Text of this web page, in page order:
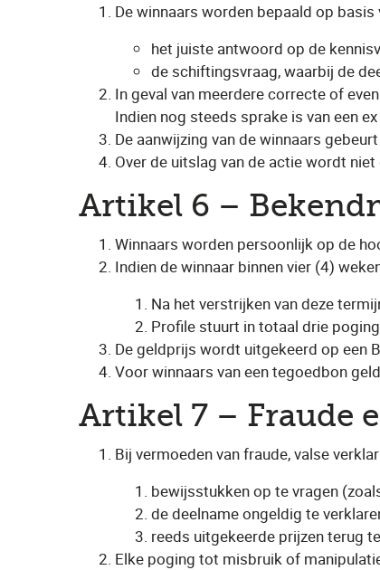
De winnaars worden bepaald op basis
het juiste antwoord op de
de schiftingsvraag, waarbij de
In geval van meerdere correcte of
Indien nog steeds sprake is van een
De aanwijzing van de winnaars
Over de uitslag van de actie wordt
Artikel 6 –
Winnaars worden persoonlijk op de
Indien de winnaar binnen vier (4)
Na het verstrijken van deze
Profile stuurt in totaal drie
De geldprijs wordt uitgekeerd op een
Voor winnaars van een tegoedbon
Artikel 7 – Fraude
Bij vermoeden van fraude, valse
bewijsstukken op te vragen
de deelname ongeldig te
reeds uitgekeerde prijzen terug
Elke poging tot misbruik of